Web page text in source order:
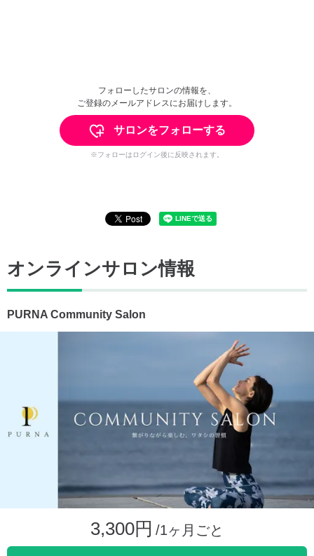
フォローしたサロンの情報を、
ご登録のメールアドレスにお届けします。
サロンをフォローする
※フォローはログイン後に反映されます。
オンラインサロン情報
PURNA Community Salon
3,300円 /1ヶ月ごと